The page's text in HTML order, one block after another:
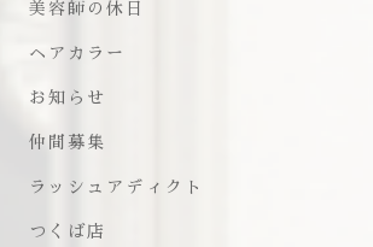
美容師の休日
ヘアカラー
お知らせ
仲間募集
ラッシュアディクト
つくば店